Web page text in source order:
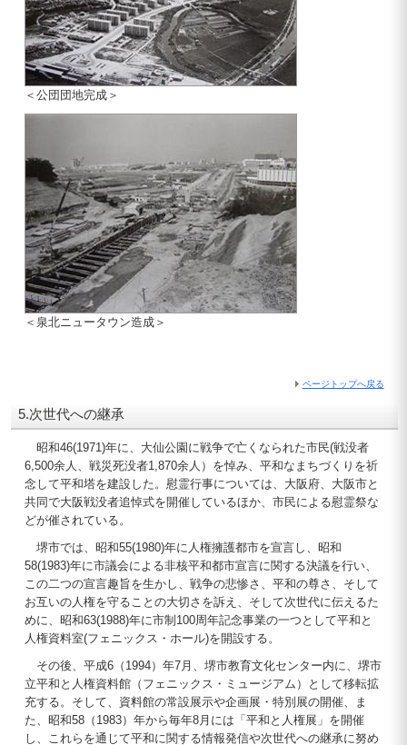
＜公団団地完成＞
＜泉北ニュータウン造成＞
ページトップへ戻る
5.次世代への継承
昭和46(1971)年に、大仙公園に戦争で亡くなられた市民(戦没者
6,500余人、戦災死没者1,870余人）を悼み、平和なまちづくりを祈
念して平和塔を建設した。慰霊行事については、大阪府、大阪市と
共同で大阪戦没者追悼式を開催しているほか、市民による慰霊祭な
どが催されている。
堺市では、昭和55(1980)年に人権擁護都市を宣言し、昭和
58(1983)年に市議会による非核平和都市宣言に関する決議を行い、
この二つの宣言趣旨を生かし、戦争の悲惨さ、平和の尊さ、そして
お互いの人権を守ることの大切さを訴え、そして次世代に伝えるた
めに、昭和63(1988)年に市制100周年記念事業の一つとして平和と
人権資料室(フェニックス・ホール)を開設する。
その後、平成6（1994）年7月、堺市教育文化センター内に、堺市
立平和と人権資料館（フェニックス・ミュージアム）として移転拡
充する。そして、資料館の常設展示や企画展・特別展の開催、ま
た、昭和58（1983）年から毎年8月には「平和と人権展」を開催
し、これらを通じて平和に関する情報発信や次世代への継承に努め